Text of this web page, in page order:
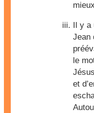
Il y a
Jean
le
et